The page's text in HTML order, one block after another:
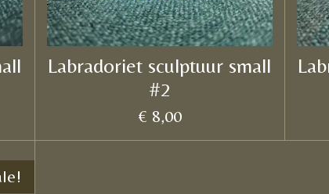
Labradoriet sculptuur small
#2
€ 8,00